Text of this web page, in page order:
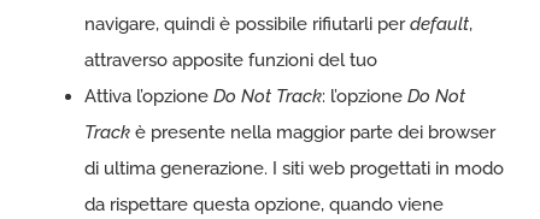
navigare, quindi è possibile rifiutarli perdefault,
attraverso apposite funzioni del tuo
Attiva l’opzione Do Not Track: l’opzione Do Not
Trackè presente nella maggior parte dei browser
di ultima generazione. I siti web progettati in modo
da rispettare questa opzione, quando viene